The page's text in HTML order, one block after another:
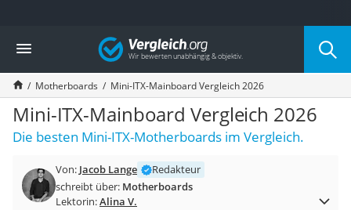
Die beliebtesten Vergleiche nach Kategorie
Elektronik
Powerstation
Monitor 32 Zoll 4K
Fernseher
Drucker
Desktop-PC
Diascanner
Laser-Multifunktionsdrucker
Vergleich
Motherboards Mini-ITX-Mainboard Vergleich 2026
Mini-ITX-Mainboard Vergleich 2026
Die besten Mini-ITX-Motherboards im Vergleich.
Von: Jacob Lange
Redakteur
schreibt über: Motherboards
Lektorin:Alina V.